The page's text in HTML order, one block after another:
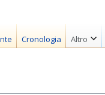
Cronologia Altro